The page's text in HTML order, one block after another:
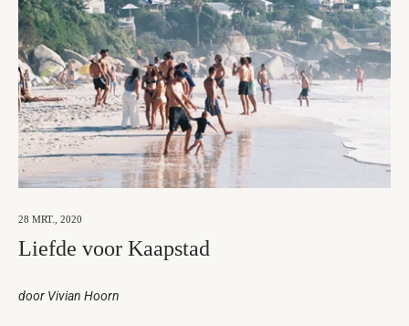
28 MRT., 2020
Liefde voor Kaapstad
door Vivian Hoorn